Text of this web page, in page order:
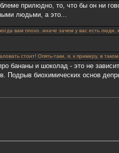
прилюдно, то, что бы он ни
людьми, а это...
вам плохо, иначе зачем у вас есть
стоит! Опять-таки, я, к примеру, в
бананы и шоколад - это не
Подрыв биохимических основ